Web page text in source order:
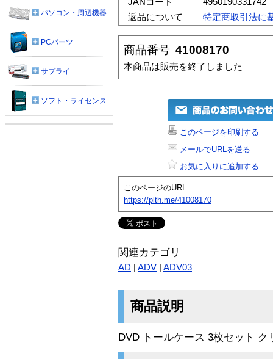
返品について
特定商取引法に
商品番号 41008170
本商品は販売を終了しました
このページを印刷する
メールでURLを送る
お気に入りに追加する
このページのURL
https://plth.me/41008170
関連カテゴリ
AD ADV ADV03
商品説明
DVD トールケース 3枚セット ク
パソコン・周辺機器
PCパーツ
サプライ
ソフト・ライセンス